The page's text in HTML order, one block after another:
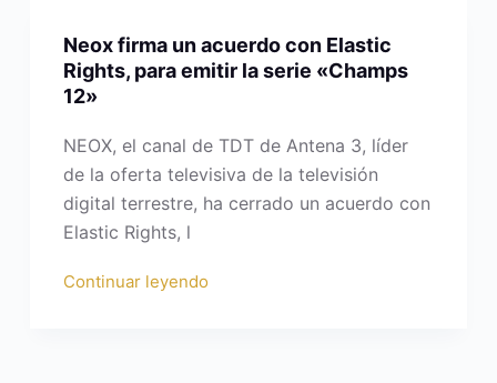
Neox firma un acuerdo con Elastic
Rights, para emitir la serie «Champs
12»
NEOX, el canal de TDT de Antena 3, líder
de la oferta televisiva de la televisión
digital terrestre, ha cerrado un acuerdo con
Elastic Rights, l
Continuar leyendo